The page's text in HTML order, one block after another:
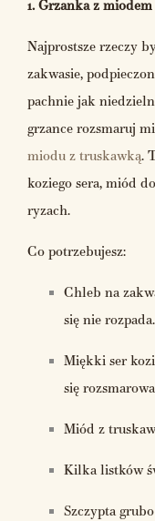
1. Grzanka z
Najprostsze rzeczy
zakwasie,
pachnie jak
grzance rozsmaruj
miodu z truskawką.
koziego sera, miód
ryzach.
Co potrzebujesz:
Chleb na
się nie rozpada.
Miękki ser
się
Miód z
Kilka listków
Szczypta